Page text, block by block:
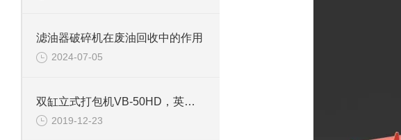
滤油器破碎机在废油回收中的作用
2024-07-05
双缸立式打包机VB-50HD，英国DHL总公司
2019-12-23